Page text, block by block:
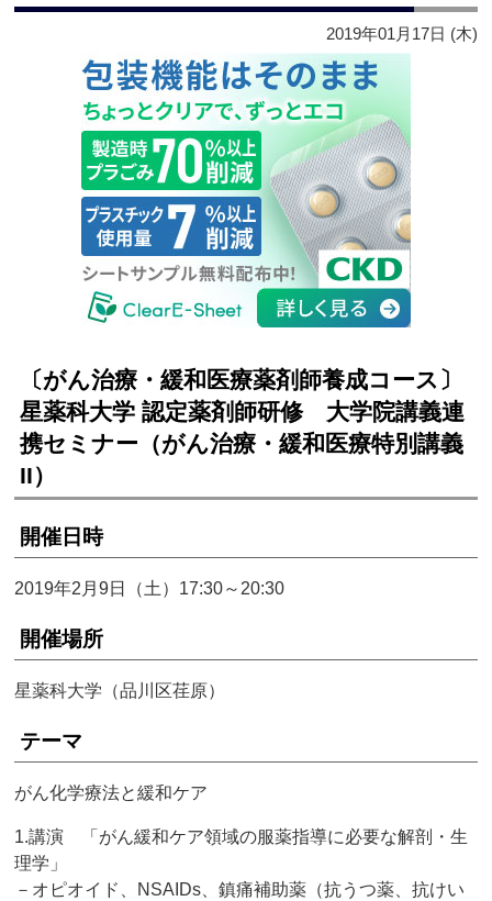
2019年01月17日 (木)
〔がん治療・緩和医療薬剤師養成コース〕
星薬科大学 認定薬剤師研修 大学院講義連
携セミナー（がん治療・緩和医療特別講義
II）
開催日時
2019年2月9日（土）17:30～20:30
開催場所
星薬科大学（品川区荏原）
テーマ
がん化学療法と緩和ケア
1.講演 「がん緩和ケア領域の服薬指導に必要な解剖・生
理学」
－オピオイド、NSAIDs、鎮痛補助薬（抗うつ薬、抗けい